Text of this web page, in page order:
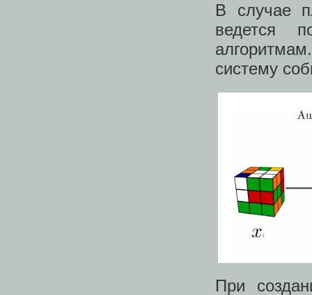
В случае
ведется
систему
При